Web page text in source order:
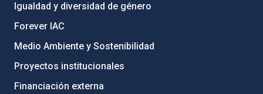
Igualdad y diversidad de género
Forever IAC
Medio Ambiente y Sostenibilidad
Proyectos institucionales
Financiación externa